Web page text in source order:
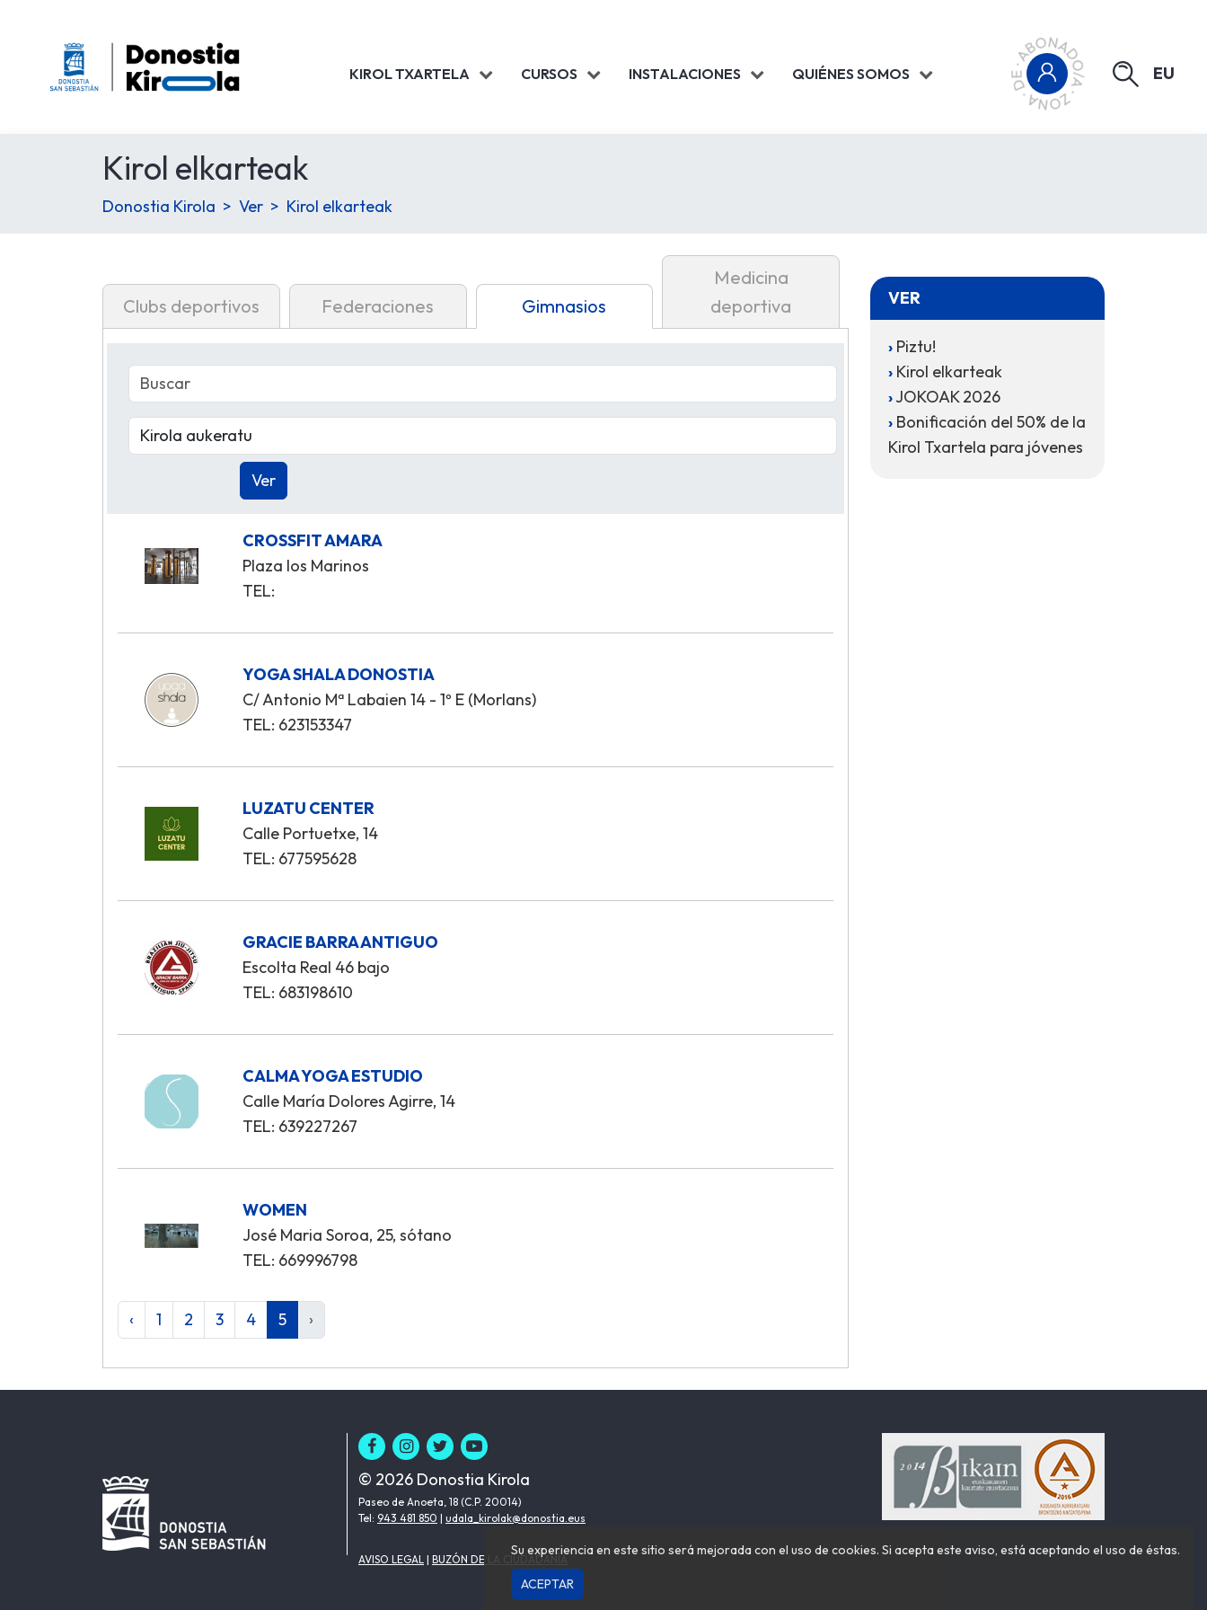
KIROL TXARTELA CURSOS INSTALACIONES QUIÉNES SOMOS EU
Kirol elkarteak
Donostia Kirola Ver Kirol elkarteak
Clubs deportivos Federaciones Gimnasios
Medicina
deportiva
CROSSFIT AMARA
Plaza los Marinos
TEL:
YOGA SHALA DONOSTIA
C/ Antonio Mª Labaien 14 - 1º E (Morlans)
TEL: 623153347
LUZATU CENTER
Calle Portuetxe, 14
TEL: 677595628
GRACIE BARRA ANTIGUO
Escolta Real 46 bajo
TEL: 683198610
CALMA YOGA ESTUDIO
Calle María Dolores Agirre, 14
TEL: 639227267
WOMEN
José Maria Soroa, 25, sótano
TEL: 669996798
‹ 1 2 3 4 5 ›
VER
Piztu!
Kirol elkarteak
JOKOAK 2026
Bonificación del 50% de la
Kirol Txartela para jóvenes
© 2026 Donostia Kirola
Paseo de Anoeta, 18 (C.P. 20014)
Tel: 943 481 850 | udala_kirolak@donostia.eus
AVISO LEGAL | BUZÓN DE LA CIUDADANÍA
Su experiencia en este sitio será mejorada con el uso de cookies. Si acepta este aviso, está aceptando el uso de éstas.
ACEPTAR